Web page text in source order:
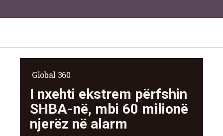
Global 360
I nxehti ekstrem përfshin
SHBA-në, mbi 60 milionë
njerëz në alarm